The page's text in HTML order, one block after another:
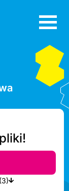
zdjęć (3)